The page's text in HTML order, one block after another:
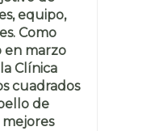
equipo,
Como
en marzo
Clínica
cuadrados
de
mejores